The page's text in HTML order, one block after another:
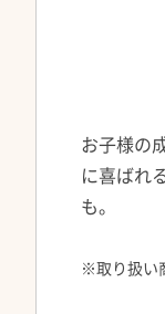
お子様の
に喜ばれ
も。
※取り扱い